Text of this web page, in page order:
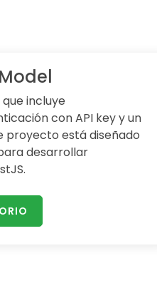
incluye
con API key y un
proyecto está diseñado
desarrollar